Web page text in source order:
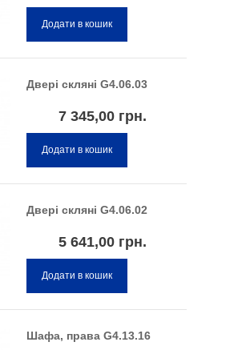
Додати в кошик
Двері скляні G4.06.03
7 345,00 грн.
Додати в кошик
Двері скляні G4.06.02
5 641,00 грн.
Додати в кошик
Шафа, права G4.13.16